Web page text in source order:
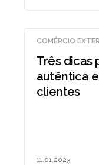
COMÉRCIO
Três dicas
autêntica
clientes
11.01.2023